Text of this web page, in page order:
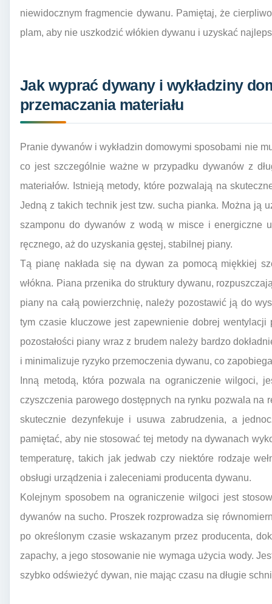
niewidocznym fragmencie dywanu. Pamiętaj, że
plam, aby nie uszkodzić włókien dywanu i uzyskać
Jak wyprać dywany i wykładziny
przemaczania materiału
Pranie dywanów i wykładzin domowymi sposobami nie
co jest szczególnie ważne w przypadku dywanów z
materiałów. Istnieją metody, które pozwalają na
Jedną z takich technik jest tzw. sucha pianka. Można ją
szamponu do dywanów z wodą w misce i energiczne
ręcznego, aż do uzyskania gęstej, stabilnej piany.
Tą pianę nakłada się na dywan za pomocą miękkiej
włókna. Piana przenika do struktury dywanu,
piany na całą powierzchnię, należy pozostawić ją do
tym czasie kluczowe jest zapewnienie dobrej wentylacji
pozostałości piany wraz z brudem należy bardzo
i minimalizuje ryzyko przemoczenia dywanu, co
Inną metodą, która pozwala na ograniczenie wilgoci,
czyszczenia parowego dostępnych na rynku pozwala na
skutecznie dezynfekuje i usuwa zabrudzenia, a
pamiętać, aby nie stosować tej metody na dywanach
temperaturę, takich jak jedwab czy niektóre rodzaje
obsługi urządzenia i zaleceniami producenta dywanu.
Kolejnym sposobem na ograniczenie wilgoci jest
dywanów na sucho. Proszek rozprowadza się
po określonym czasie wskazanym przez producenta,
zapachy, a jego stosowanie nie wymaga użycia wody.
szybko odświeżyć dywan, nie mając czasu na długie